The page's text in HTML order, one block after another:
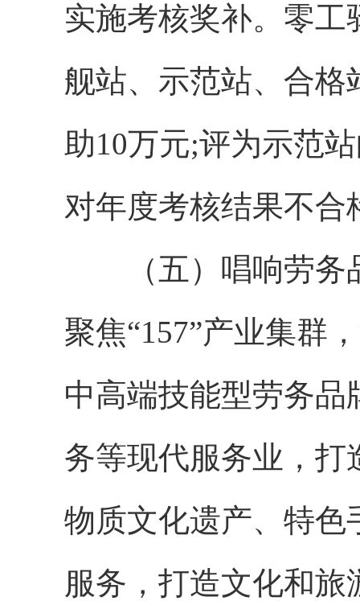
实施考核奖补。零
舰站、示范站、合格
助10万元;评为示范
对年度考核结果不
（五）唱响劳务
聚焦“157”产业集群
中高端技能型劳务
务等现代服务业，
物质文化遗产、特色
服务，打造文化和